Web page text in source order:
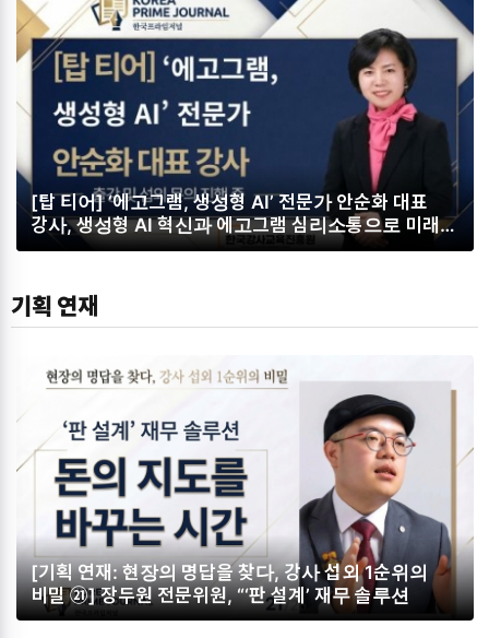
[탑 티어] ‘에고그램, 생성형 AI’ 전문가 안순화 대표
강사, 생성형 AI 혁신과 에고그램 심리소통으로 미래형
조직을 이끌다
기획 연재
[기획 연재: 현장의 명답을 찾다, 강사 섭외 1순위의
비밀 ㉑] 장두원 전문위원, “‘판 설계’ 재무 솔루션